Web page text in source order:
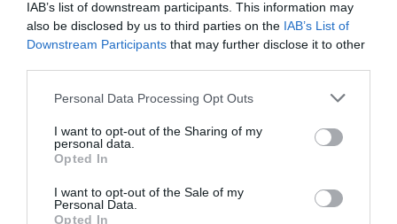
IAB’s list of downstream participants. This information may
also be disclosed by us to third parties on the IAB’s List of
Downstream Participants that may further disclose it to other
Please note that this website/app uses one or more Google
not limited to your visit or usage behaviour. You may click to
grant or deny consent to Google and its third-party tags to
use your data for below specified purposes in below Google
consent section.
Personal Data Processing Opt Outs
I want to opt-out of the Sharing of my
personal data.
Opted In
I want to opt-out of the Sale of my
Personal Data.
Opted In
programot, a 15%-os globális minimumadót, a magyar
helyreállítási programot és…